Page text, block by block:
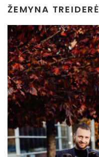
ŽEMYNA TREIDERĖ